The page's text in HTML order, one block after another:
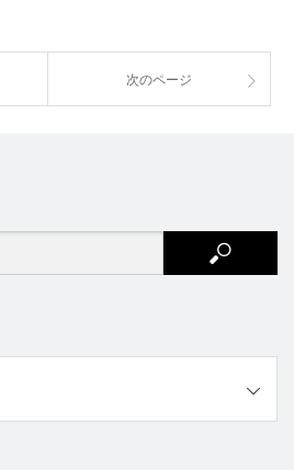
次のページ